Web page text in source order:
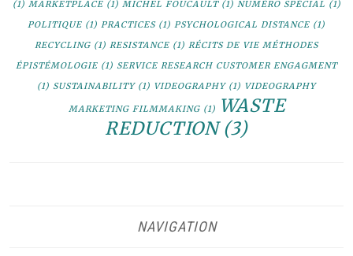
(1) MARKETPLACE(1) MICHEL FOUCAULT(1) NUMÉRO SPÉCIAL (1)
POLITIQUE (1) PRACTICES(1) PSYCHOLOGICAL DISTANCE (1)
RECYCLING (1) RESISTANCE (1) RÉCITS DE VIE MÉTHODES
ÉPISTÉMOLOGIE (1) SERVICE RESEARCH CUSTOMER ENGAGMENT
(1) SUSTAINABILITY(1) VIDEOGRAPHY(1) VIDEOGRAPHY
MARKETING FILMMAKING(1)
WASTE
REDUCTION(3)
NAVIGATION